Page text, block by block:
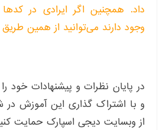
داد. همچنین اگر ایرادی در
وجود دارند می‌توانید از همین
در پایان نظرات و پیشنهادات خود را
و با اشتراک گذاری این آموزش
از وبسایت دیجی اسپارک حمایت